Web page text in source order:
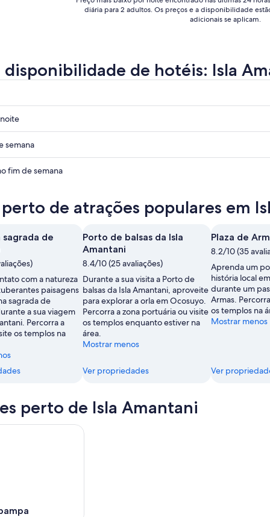
13diária para 2 adultos. Os preços e a disponibilidade
adicionais se aplicam.
disponibilidade de hotéis: Isla
semana
fim de semana
de atrações populares em
de
com a natureza
paisagens
sagrada de
a sua viagem
Percorra a
os templos na
Porto de balsas da Isla
Amantani
8.4/10 (25 avaliações)
Durante a sua visita a Porto de
balsas da Isla Amantani, aproveite
para explorar a orla em Ocosuyo.
Percorra a zona portuária ou visite
os templos enquanto estiver na
área.
Mostrar menos
Ver propriedades
Plaza de
8.2/10 (35
Aprenda um
história local
durante um
Armas.
os templos na
Mostrar menos
Ver
perto de Isla Amantani